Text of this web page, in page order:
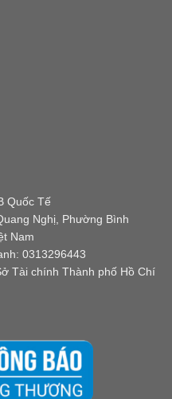
Quốc Tế
Nghị, Phường Bình
Nam
0313296443
Tài chính Thành phố Hồ Chí